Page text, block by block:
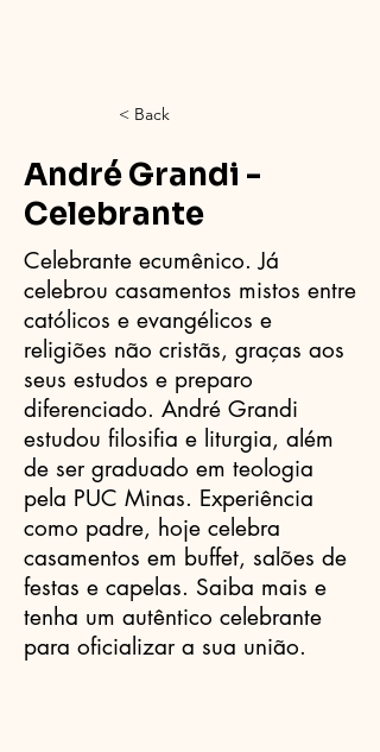
< Back
André Grandi -
Celebrante
Celebrante ecumênico. Já
celebrou casamentos mistos entre
católicos e evangélicos e
religiões não cristãs, graças aos
seus estudos e preparo
diferenciado. André Grandi
estudou filosifia e liturgia, além
de ser graduado em teologia
pela PUC Minas. Experiência
como padre, hoje celebra
casamentos em buffet, salões de
festas e capelas. Saiba mais e
tenha um autêntico celebrante
para oficializar a sua união.